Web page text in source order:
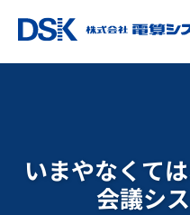
いまやなくて
会議シ